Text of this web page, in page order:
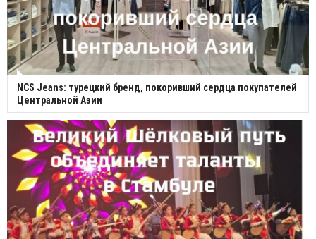
NCS Jeans: турецкий бренд, покоривший сердца покупателей
Центральной Азии